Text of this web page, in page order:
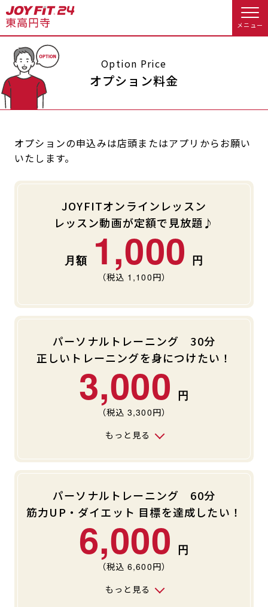
メニュー
店舗トップ
会員様へのお知らせ
店舗情報・サービス
店舗へのお問い合わせ
入会のお手続きをする
Appで入会手続き料金・サービス等詳しく見る
料金のご案内
入会方法
店舗へのお問い合わせ
JOYFIT総合トップ JOYFIT
Option Price
オプション料金
オプションの申込みは店頭またはアプリからお願い
いたします。
JOYFITオンラインレッスン
レッスン動画が定額で見放題♪
1,000
（税込 1,100円）
パーソナルトレーニング 30分
正しいトレーニングを身につけたい！
3,000
（税込 3,300円）
もっと見る
パーソナルトレーニング 60分
筋力UP・ダイエット 目標を達成したい！
6,000
（税込 6,600円）
もっと見る